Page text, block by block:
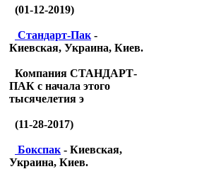
(01-12-2019)
Стандарт-Пак -
Киевская, Украина, Киев.
Компания СТАНДАРТ-
ПАК с начала этого
тысячелетия э
(11-28-2017)
Бокспак - Киевская,
Украина, Киев.